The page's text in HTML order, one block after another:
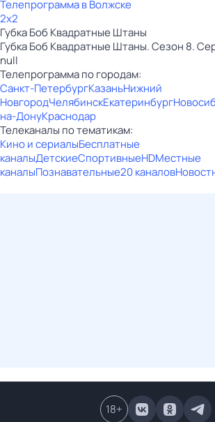
Телепрограмма в Волжске
2x2
Губка Боб Квадратные Штаны
Губка Боб Квадратные Штаны. Сезон 8.
null
Телепрограмма по городам:
Санкт-ПетербургКазаньНижний
НовгородЧелябинскЕкатеринбург
на-ДонуКраснодар
Телеканалы по тематикам:
Кино и сериалыБесплатные
каналыДетскиеСпортивныеHDМестные
каналыПознавательные20 каналов
18+